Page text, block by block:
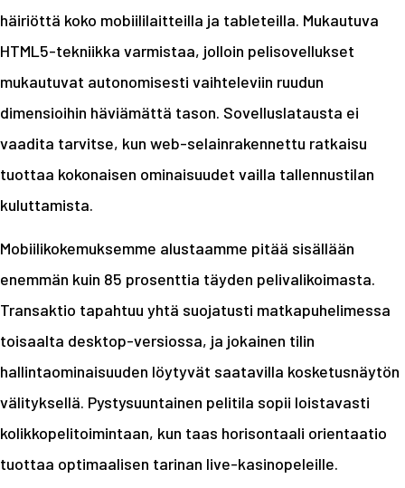
häiriöttä koko mobiililaitteilla ja tableteilla. Mukautuva
HTML5-tekniikka varmistaa, jolloin pelisovellukset
mukautuvat autonomisesti vaihteleviin ruudun
dimensioihin häviämättä tason. Sovelluslatausta ei
vaadita tarvitse, kun web-selainrakennettu ratkaisu
tuottaa kokonaisen ominaisuudet vailla tallennustilan
kuluttamista.
Mobiilikokemuksemme alustaamme pitää sisällään
enemmän kuin 85 prosenttia täyden pelivalikoimasta.
Transaktio tapahtuu yhtä suojatusti matkapuhelimessa
toisaalta desktop-versiossa, ja jokainen tilin
hallintaominaisuuden löytyvät saatavilla kosketusnäytön
välityksellä. Pystysuuntainen pelitila sopii loistavasti
kolikkopelitoimintaan, kun taas horisontaali orientaatio
tuottaa optimaalisen tarinan live-kasinopeleille.